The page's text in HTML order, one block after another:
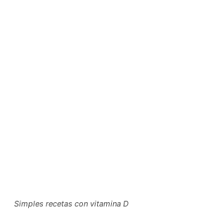
Simples recetas con vitamina D